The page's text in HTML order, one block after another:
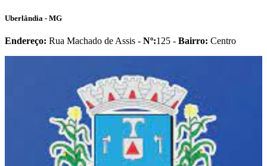
Uberlândia - MG
Endereço: Rua Machado de Assis - Nº:125 - Bairro: Centro